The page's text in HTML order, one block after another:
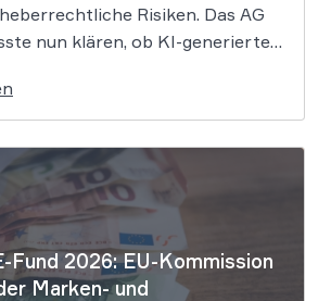
Risiken. Das AG
nun klären, ob KI-generierte
Schutz gegen
genießen. Die Entscheidung
der bloße Einsatz von
menschliche Prägung den
[…]
Fund 2026: EU-Kommission
Marken- und